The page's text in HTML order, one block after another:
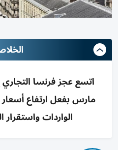
مارس بفعل ارتفاع أسعار
الواردات